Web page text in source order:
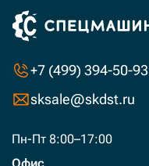
+7 (499) 394-50-93
sksale@skdst.ru
Пн-Пт 8:00–17:00